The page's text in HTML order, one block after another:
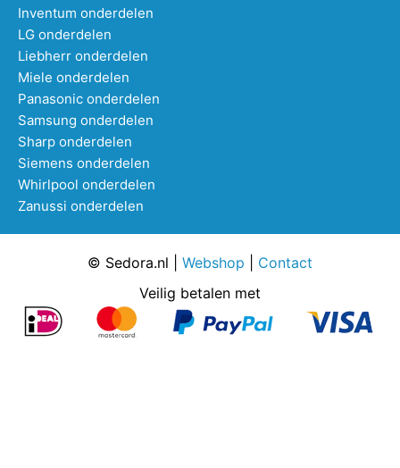
Inventum onderdelen
LG onderdelen
Liebherr onderdelen
Miele onderdelen
Panasonic onderdelen
Samsung onderdelen
Sharp onderdelen
Siemens onderdelen
Whirlpool onderdelen
Zanussi onderdelen
© Sedora.nl | Webshop
Contact
Veilig betalen met